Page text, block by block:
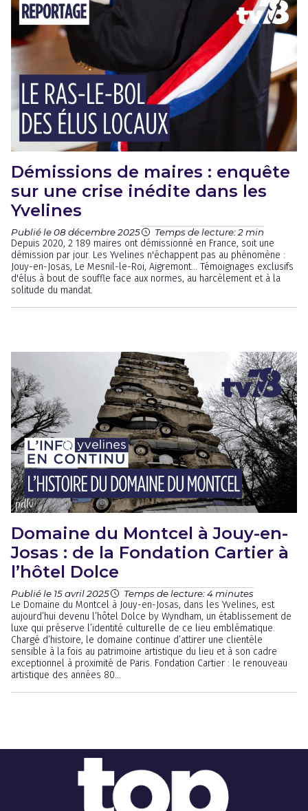
Démissions de maires : enquête
sur une crise inédite dans les
Yvelines
Publié le 08 décembre 2025 Temps de lecture: 2 min
Depuis 2020, 2 189 maires ont démissionné en France, soit une
démission par jour. Les Yvelines n'échappent pas au phénomène :
Jouy-en-Josas, Le Mesnil-le-Roi, Aigremont... Témoignages exclusifs
d'élus à bout de souffle face aux normes, au harcèlement et à la
solitude du mandat.
Domaine du Montcel à Jouy-en-
Josas : de la Fondation Cartier à
l’hôtel Dolce
Publié le 15 avril 2025 Temps de lecture: 4 minutes
Le Domaine du Montcel à Jouy-en-Josas, dans les Yvelines, est
aujourd’hui devenu l’hôtel Dolce by Wyndham, un établissement de
luxe qui préserve l’identité culturelle de ce lieu emblématique.
Chargé d’histoire, le domaine continue d’attirer une clientèle
sensible à la fois au patrimoine artistique du lieu et à son cadre
exceptionnel à proximité de Paris. Fondation Cartier : le renouveau
artistique des années 80...